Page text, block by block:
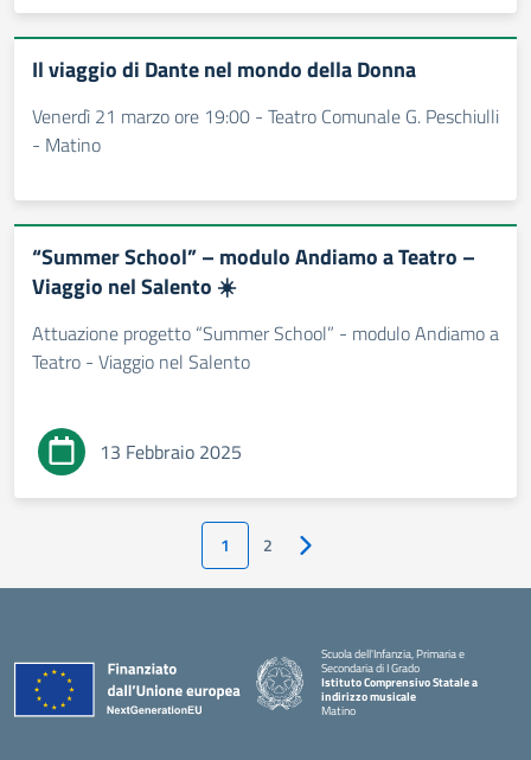
Il viaggio di Dante nel mondo della Donna
Venerdì 21 marzo ore 19:00 - Teatro Comunale G. Peschiulli
- Matino
“Summer School” – modulo Andiamo a Teatro –
Viaggio nel Salento ☀️
Attuazione progetto “Summer School” - modulo Andiamo a
Teatro - Viaggio nel Salento
13 Febbraio 2025
1 2 Pagina successiva
Scuola dell'Infanzia, Primaria e
Secondaria di I Grado
Istituto Comprensivo Statale a
indirizzo musicale
Matino